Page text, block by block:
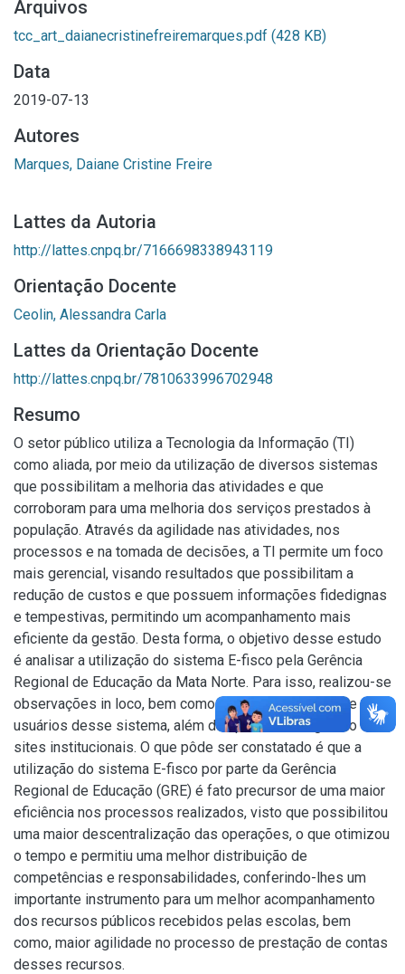
Arquivos
tcc_art_daianecristinefreiremarques.pdf (428 KB)
Data
2019-07-13
Autores
Marques, Daiane Cristine Freire
Lattes da Autoria
http://lattes.cnpq.br/7166698338943119
Orientação Docente
Ceolin, Alessandra Carla
Lattes da Orientação Docente
http://lattes.cnpq.br/7810633996702948
Resumo
O setor público utiliza a Tecnologia da Informação (TI)
como aliada, por meio da utilização de diversos sistemas
que possibilitam a melhoria das atividades e que
corroboram para uma melhoria dos serviços prestados à
população. Através da agilidade nas atividades, nos
processos e na tomada de decisões, a TI permite um foco
mais gerencial, visando resultados que possibilitam a
redução de custos e que possuem informações fidedignas
e tempestivas, permitindo um acompanhamento mais
eficiente da gestão. Desta forma, o objetivo desse estudo
é analisar a utilização do sistema E-fisco pela Gerência
Regional de Educação da Mata Norte. Para isso, realizou-se
observações in loco, bem como a percepção por parte dos
usuários desse sistema, além do aparato bibliográfico e
sites institucionais. O que pôde ser constatado é que a
utilização do sistema E-fisco por parte da Gerência
Regional de Educação (GRE) é fato precursor de uma maior
eficiência nos processos realizados, visto que possibilitou
uma maior descentralização das operações, o que otimizou
o tempo e permitiu uma melhor distribuição de
competências e responsabilidades, conferindo-lhes um
importante instrumento para um melhor acompanhamento
dos recursos públicos recebidos pelas escolas, bem
como, maior agilidade no processo de prestação de contas
desses recursos.